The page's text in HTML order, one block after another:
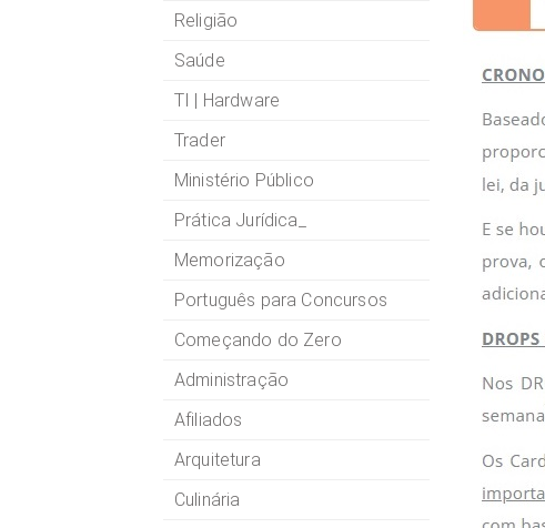
Religião
Saúde
TI | Hardware
Trader
Ministério Público
Prática Jurídica_
Memorização
Português para Concursos
Começando do Zero
Administração
Afiliados
Arquitetura
Culinária